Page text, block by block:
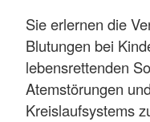
Sie erlernen die
Blutungen bei
lebensrettenden
Atemstörungen
Kreislaufsystems